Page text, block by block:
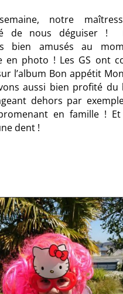
notre
de nous déguiser !
bien amusés au
en photo ! Les GS ont
l’album Bon appétit
aussi bien profité du
dehors par
en famille !
dent !